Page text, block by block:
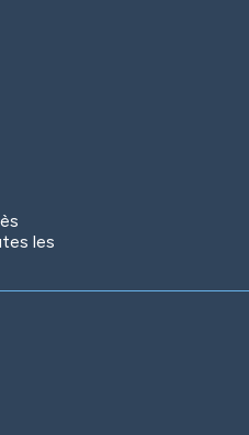
Glazed Over
les